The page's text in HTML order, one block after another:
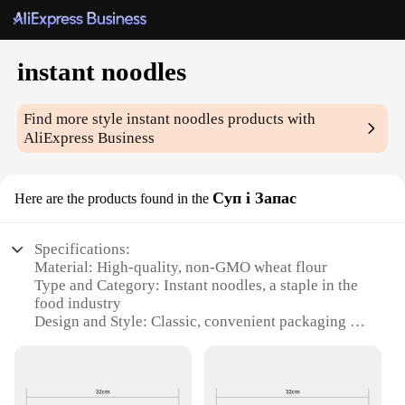
instant noodles
Find more styleinstant noodles products with
AliExpress Business
Here are the products found in the Суп і Запас
Specifications:
Material: High-quality, non-GMO wheat flour
Type and Category: Instant noodles, a staple in the
food industry
Design and Style: Classic, convenient packaging for
Typical Adaptive Scenario: Ideal for lunchboxes,